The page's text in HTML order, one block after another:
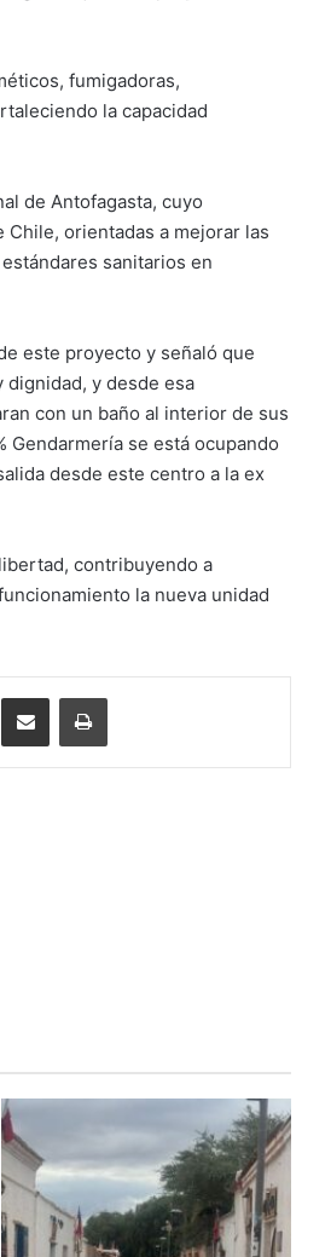
fumigadoras,
la capacidad
de Antofagasta, cuyo
orientadas a mejorar las
sanitarios en
este proyecto y señaló que
y desde esa
con un baño al interior de sus
Gendarmería se está ocupando
desde este centro a la ex
contribuyendo a
la nueva unidad
Compartir via email Imprimir